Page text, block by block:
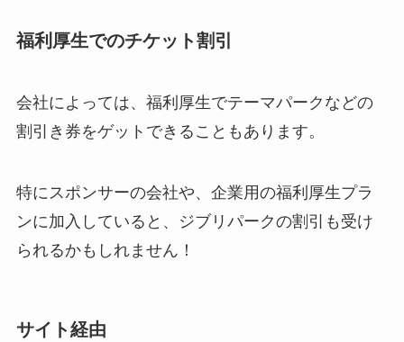
福利厚生でのチケット割引
会社によっては、福利厚生でテーマパークなどの
割引き券をゲットできることもあります。
特にスポンサーの会社や、企業用の福利厚生プラ
ンに加入していると、ジブリパークの割引も受け
られるかもしれません！
サイト経由